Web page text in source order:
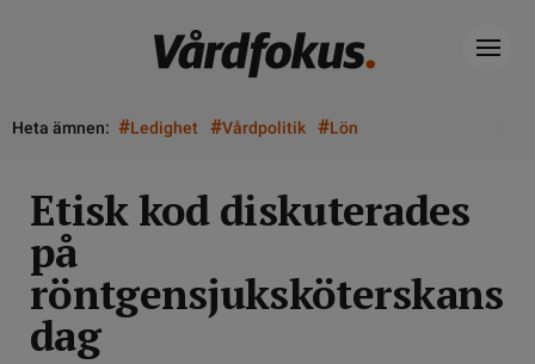
Heta ämnen: #Ledighet #Vårdpolitik #Lön
Etisk kod diskuterades
på
röntgensjuksköterskans
dag